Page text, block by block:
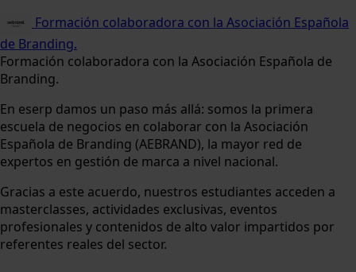
Formación colaboradora con la Asociación Española
de Branding.
Formación colaboradora con la Asociación Española de
Branding.
En eserp damos un paso más allá: somos la primera
escuela de negocios en colaborar con la Asociación
Española de Branding (AEBRAND), la mayor red de
expertos en gestión de marca a nivel nacional.
Gracias a este acuerdo, nuestros estudiantes acceden a
masterclasses, actividades exclusivas, eventos
profesionales y contenidos de alto valor impartidos por
referentes reales del sector.